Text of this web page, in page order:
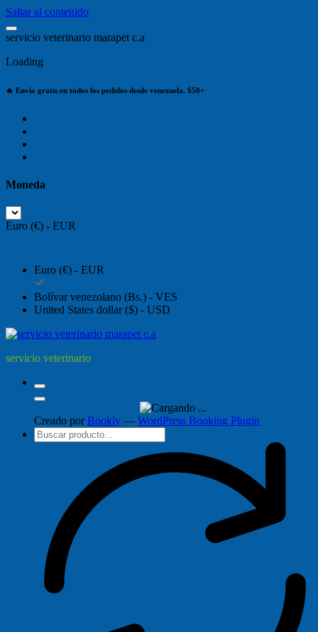
Saltar al contenido
servicio veterinario marapet c.a
Loading
🔥 Envío gratis en todos los pedidos desde venezuela. $50+
Moneda
Euro (€) - EUR
Euro (€) - EUR
Bolívar venezolano (Bs.) - VES
United States dollar ($) - USD
servicio veterinario
Creado por Bookly — WordPress Booking Plugin